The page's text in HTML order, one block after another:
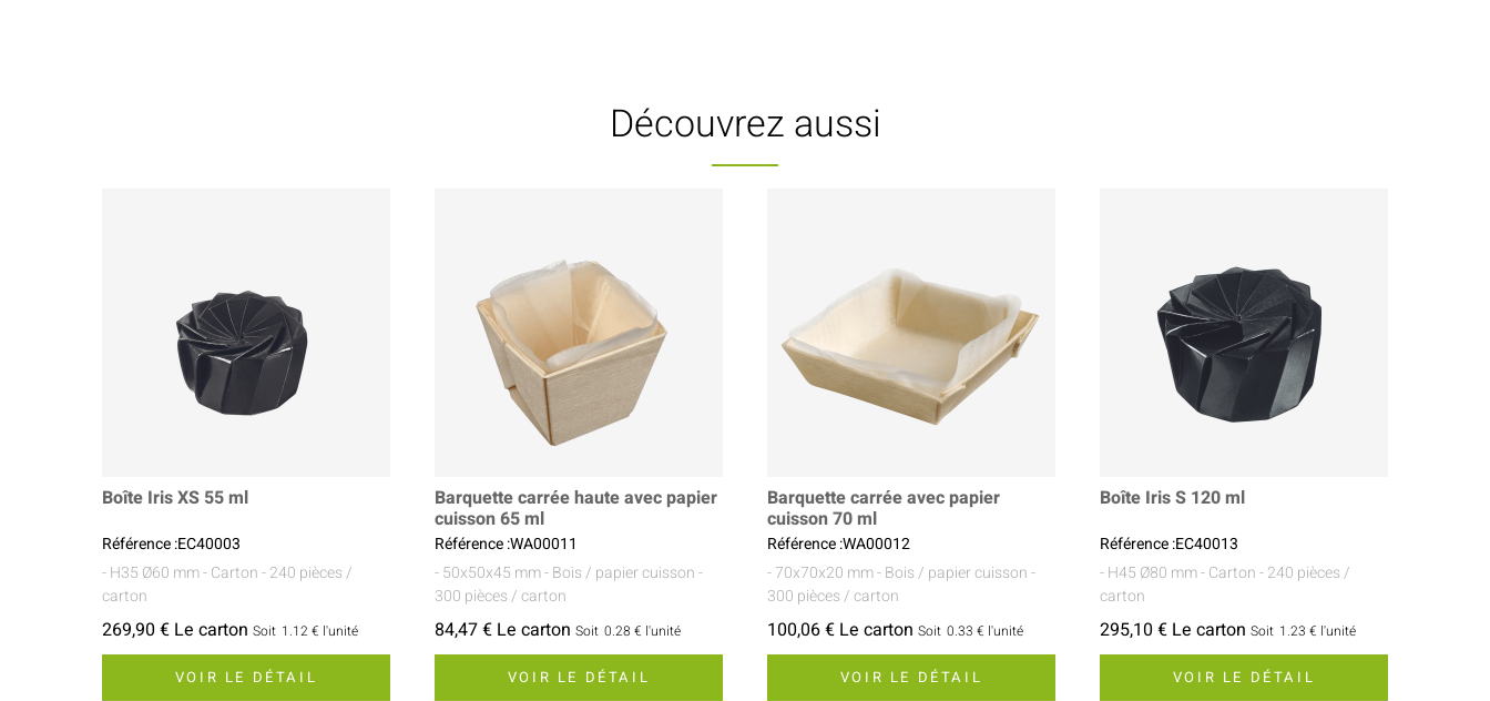
Découvrez aussi
Boîte Iris XS 55 ml
Référence :EC40003
- H35 Ø60 mm- Carton- 240 pièces /
carton
269,90 € Le carton Soit 1.12 € l'unité
VOIR LE DÉTAIL
Barquette carrée haute avec papier
cuisson 65 ml
Référence :WA00011
- 50x50x45 mm- Bois / papier cuisson-
300 pièces / carton
84,47 € Le carton Soit 0.28 € l'unité
VOIR LE DÉTAIL
Barquette carrée avec papier
cuisson 70 ml
Référence :WA00012
- 70x70x20 mm- Bois / papier cuisson-
300 pièces / carton
100,06 € Le carton Soit 0.33 € l'unité
VOIR LE DÉTAIL
Boîte Iris S 120 ml
Référence :EC40013
- H45 Ø80 mm- Carton- 240 pièces /
carton
295,10 € Le carton Soit 1.23 € l'unité
VOIR LE DÉTAIL